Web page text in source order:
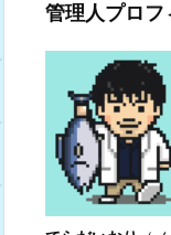
管理人プロフ